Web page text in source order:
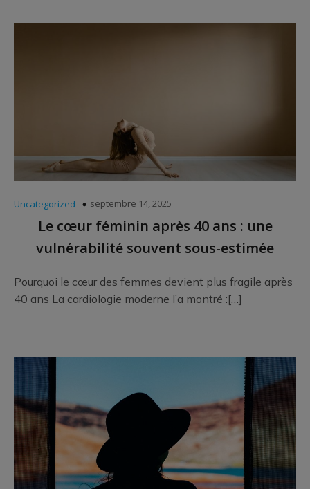
Uncategorized septembre 14, 2025
Le cœur féminin après 40 ans : une
vulnérabilité souvent sous-estimée
Pourquoi le cœur des femmes devient plus fragile après
40 ans La cardiologie moderne l’a montré :[…]